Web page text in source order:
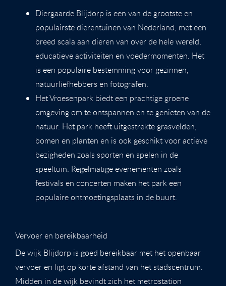
Diergaarde Blijdorp is een van de grootste en
populairste dierentuinen van Nederland, met een
breed scala aan dieren van over de hele wereld,
educatieve activiteiten en voedermomenten. Het
is een populaire bestemming voor gezinnen,
natuurliefhebbers en fotografen.
Het Vroesenpark biedt een prachtige groene
omgeving om te ontspannen en te genieten van de
natuur. Het park heeft uitgestrekte grasvelden,
bomen en planten en is ook geschikt voor actieve
bezigheden zoals sporten en spelen in de
speeltuin. Regelmatige evenementen zoals
festivals en concerten maken het park een
populaire ontmoetingsplaats in de buurt.
Vervoer en bereikbaarheid
De wijk Blijdorp is goed bereikbaar met het openbaar
vervoer en ligt op korte afstand van het stadscentrum.
Midden in de wijk bevindt zich het metrostation